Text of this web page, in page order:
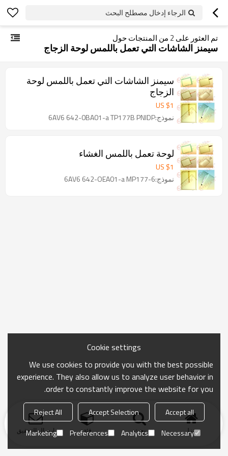
الرجاء إدخال مصطلح البحث
تم العثور على 2 من المنتجات حول
سيمنز الشاشات التي تعمل باللمس لوحة الزجاج
سيمنز الشاشات التي تعمل باللمس لوحة
الزجاج
US $1
نموذج:6AV6 642-0BA01-a TP177B PNIDP
لوحة تعمل باللمس الغشاء
US $1
نموذج:6AV6 642-OEA01-a MP177-6
منزل بحث فئة ارسال التحقيق
Cookie settings
We use cookies to provide you with the best possible
experience. They also allow us to analyze user behavior in
order to constantly improve the website for you.
Accept all
Accept Selection
Reject All
Necessary
Analytics
Preferences
Marketing